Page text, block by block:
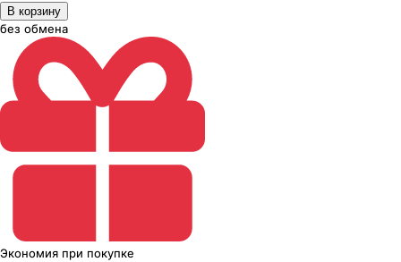
В корзину
без обмена
Экономия при покупке